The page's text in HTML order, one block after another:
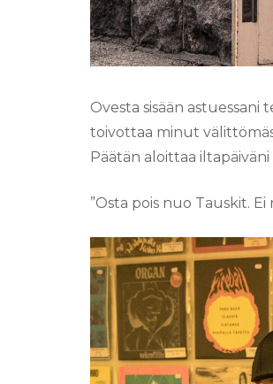
Ovesta sisään
toivottaa minut
Päätän aloittaa
”Osta pois nuo Tauskit.